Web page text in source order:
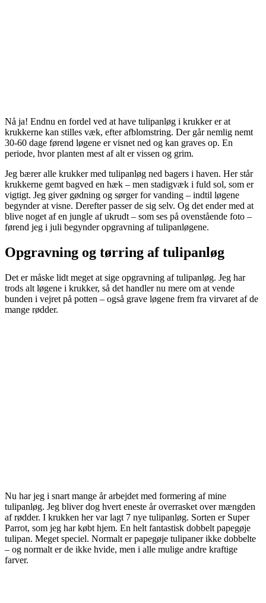
Nå ja! Endnu en fordel ved at have tulipanløg i krukker er at
krukkerne kan stilles væk, efter afblomstring. Der går nemlig nemt
30-60 dage førend løgene er visnet ned og kan graves op. En
periode, hvor planten mest af alt er vissen og grim.
Jeg bærer alle krukker med tulipanløg ned bagers i haven. Her står
krukkerne gemt bagved en hæk – men stadigvæk i fuld sol, som er
vigtigt. Jeg giver gødning og sørger for vanding – indtil løgene
begynder at visne. Derefter passer de sig selv. Og det ender med at
blive noget af en jungle af ukrudt – som ses på ovenstående foto –
førend jeg i juli begynder opgravning af tulipanløgene.
Opgravning og tørring af tulipanløg
Det er måske lidt meget at sige opgravning af tulipanløg. Jeg har
trods alt løgene i krukker, så det handler nu mere om at vende
bunden i vejret på potten – også grave løgene frem fra virvaret af de
mange rødder.
Nu har jeg i snart mange år arbejdet med formering af mine
tulipanløg. Jeg bliver dog hvert eneste år overrasket over mængden
af rødder. I krukken her var lagt 7 nye tulipanløg. Sorten er Super
Parrot, som jeg har købt hjem. En helt fantastisk dobbelt papegøje
tulipan. Meget speciel. Normalt er papegøje tulipaner ikke dobbelte
– og normalt er de ikke hvide, men i alle mulige andre kraftige
farver.